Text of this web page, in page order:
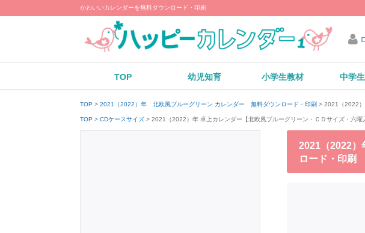
かわいいカレンダーを無料ダウンロード・印刷
TOP 幼児知育 小学生教材 中学
TOP 2021（2022）年 北欧風ブルーグリーン カレンダー 無料ダウンロード・印刷 2021（2022）
TOP CDケースサイズ 2021（2022）年 卓上カレンダー【北欧風ブルーグリーン・ＣＤサイズ・六曜
2021（2022）
ロード・印刷